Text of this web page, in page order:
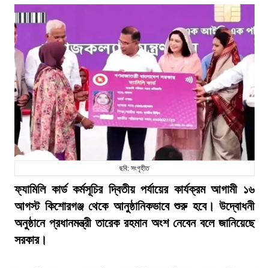
ছবি: সংগৃহীত
ফ্যামিলি কার্ড কর্মসূচির দ্বিতীয় পর্যায়ের কার্যক্রম আগামী ১৬
আগস্ট কিশোরগঞ্জ থেকে আনুষ্ঠানিকভাবে শুরু হবে। উদ্বোধনী
অনুষ্ঠানে প্রধানমন্ত্রী তারেক রহমান অংশ নেবেন বলে জানিয়েছে
সরকার।